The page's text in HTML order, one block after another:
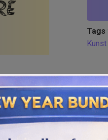
Tags
Kunst
Similar